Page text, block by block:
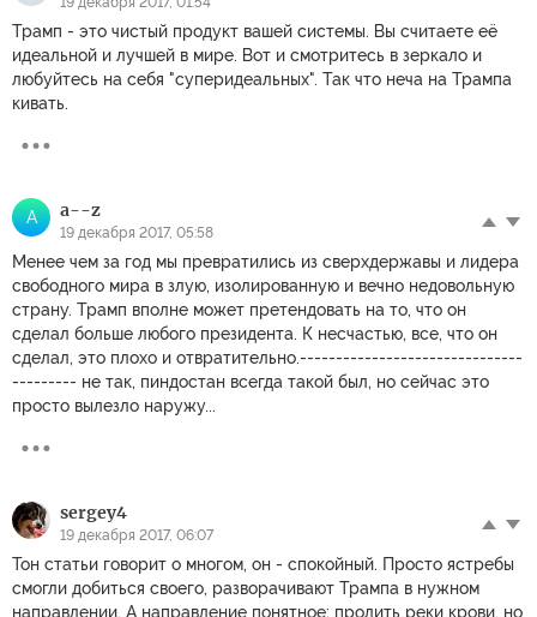
Трамп - это чистый продукт вашей системы. Вы считаете её
идеальной и лучшей в мире. Вот и смотритесь в зеркало и
любуйтесь на себя "суперидеальных". Так что неча на Трампа
кивать.
A a--z
19 декабря 2017, 05:58
Менее чем за год мы превратились из сверхдержавы и лидера
свободного мира в злую, изолированную и вечно недовольную
страну. Трамп вполне может претендовать на то, что он
сделал больше любого президента. К несчастью, все, что он
сделал, это плохо и отвратительно.-------------------------------
--------- не так, пиндостан всегда такой был, но сейчас это
просто вылезло наружу...
sergey4
19 декабря 2017, 06:07
Тон статьи говорит о многом, он - спокойный. Просто ястребы
смогли добиться своего, разворачивают Трампа в нужном
направлении. А направление понятное: пролить реки крови, но